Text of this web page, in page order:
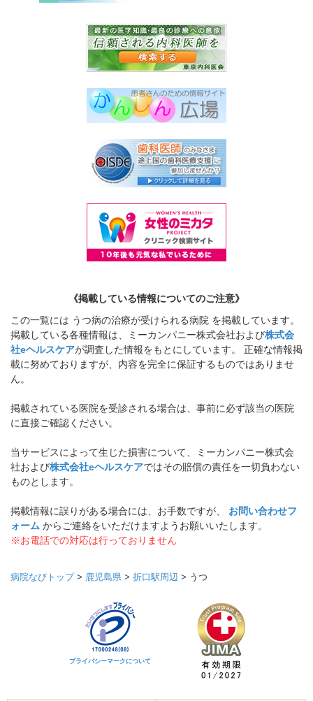
《掲載している情報についてのご注意》
この一覧には うつ病の治療が受けられる病院 を掲載しています。
掲載している各種情報は、ミーカンパニー株式会社および株式会
社eヘルスケアが調査した情報をもとにしています。 正確な情報掲
載に努めておりますが、内容を完全に保証するものではありませ
ん。
掲載されている医院を受診される場合は、事前に必ず該当の医院
に直接ご確認ください。
当サービスによって生じた損害について、ミーカンパニー株式会
社および株式会社eヘルスケアではその賠償の責任を一切負わない
ものとします。
掲載情報に誤りがある場合には、お手数ですが、 お問い合わせフ
ォーム からご連絡をいただけますようお願いいたします。
※お電話での対応は行っておりません
病院なびトップ> 鹿児島県 > 折口駅周辺 > うつ
プライバシーマークについて